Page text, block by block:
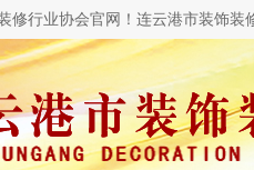
修行业协会官网！连云港市装饰装